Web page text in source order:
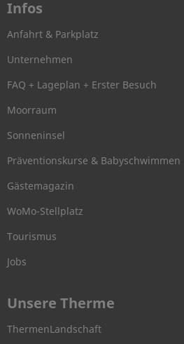
Infos
Anfahrt & Parkplatz
Unternehmen
FAQ + Lageplan + Erster Besuch
Moorraum
Sonneninsel
Präventionskurse & Babyschwimmen
Gästemagazin
WoMo-Stellplatz
Tourismus
Jobs
Unsere Therme
ThermenLandschaft